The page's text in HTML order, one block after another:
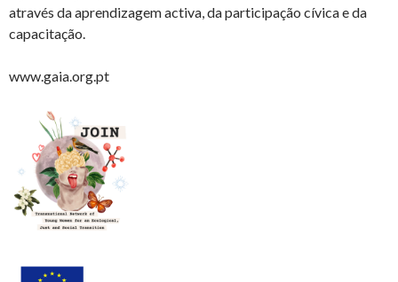
através da aprendizagem activa, da participação cívica e da
capacitação.
www.gaia.org.pt